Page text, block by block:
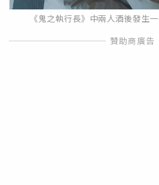
《鬼之執行長》中兩人酒後發生